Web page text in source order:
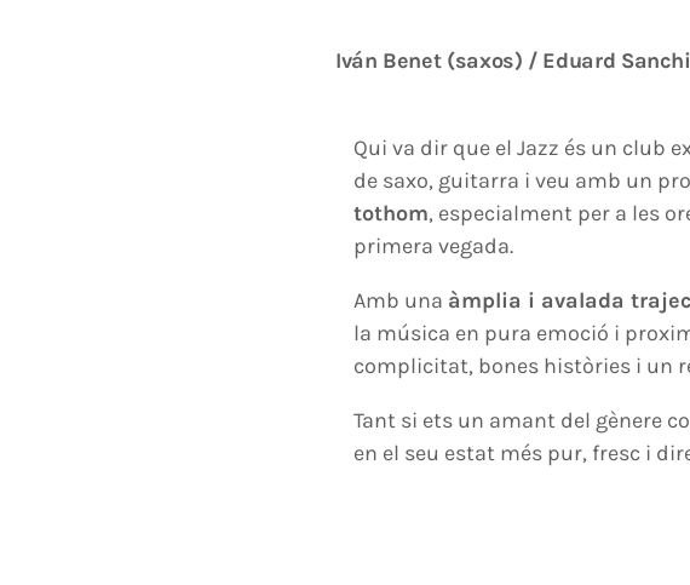
Iván Benet (saxos) / Eduard
Qui va dir que el Jazz és un club
de saxo, guitarra i veu amb un
tothom, especialment per a les
primera vegada.
Amb una àmplia i avalada
la música en pura emoció i
complicitat, bones històries i un
Tant si ets un amant del gènere
en el seu estat més pur, fresc i